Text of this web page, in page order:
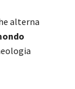
alterna